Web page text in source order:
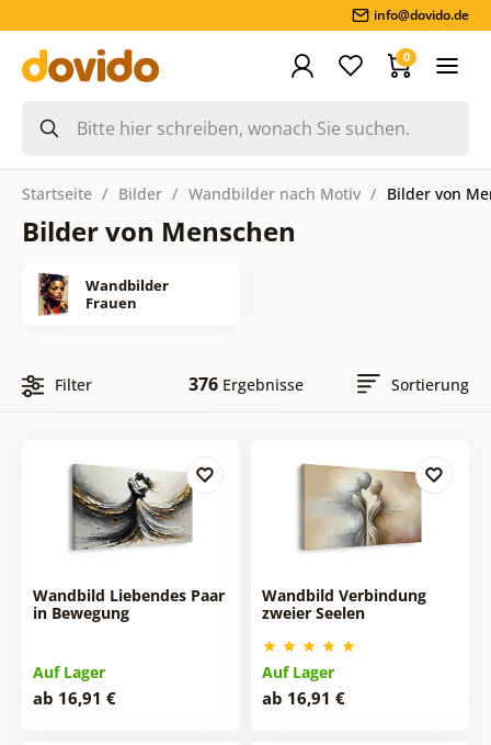
info@dovido.de
0
Startseite Bilder Wandbilder nach Motiv Bilder von
Bilder von Menschen
Wandbilder
Frauen
Filter 376Ergebnisse Sortierung
Wandbild Liebendes Paar
in Bewegung
Auf Lager
ab 16,91 €
Wandbild Verbindung
zweier Seelen
Auf Lager
ab 16,91 €